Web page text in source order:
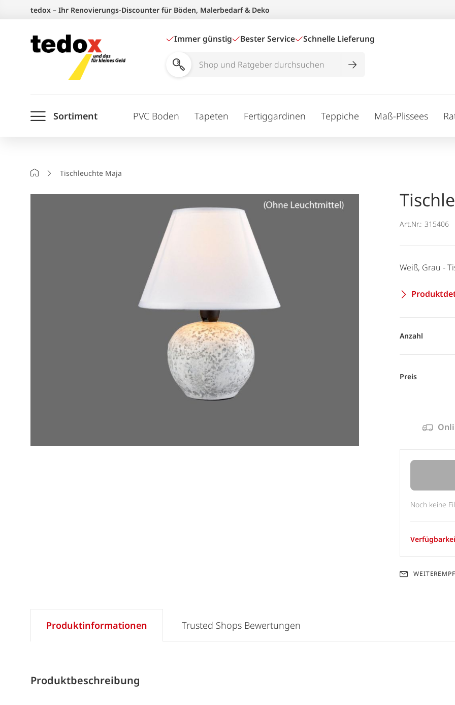
springen
tedox – Ihr Renovierungs-Discounter für Böden, Malerbedarf & Deko
Immer günstig Bester Service Schnelle Lieferung
Shop
durchsuchen
Sortiment PVC Boden Tapeten Fertiggardinen Teppiche Maß-Plissees
StartseiteTischleuchte Maja
Art.Nr.: 315406
Weiß, Grau -
Anzahl
Preis
Noch keine
Produktinformationen
Produktbeschreibung
Trusted Shops Bewertungen